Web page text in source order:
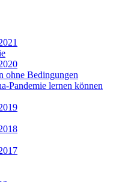
ohne Bedingungen
Pandemie lernen können